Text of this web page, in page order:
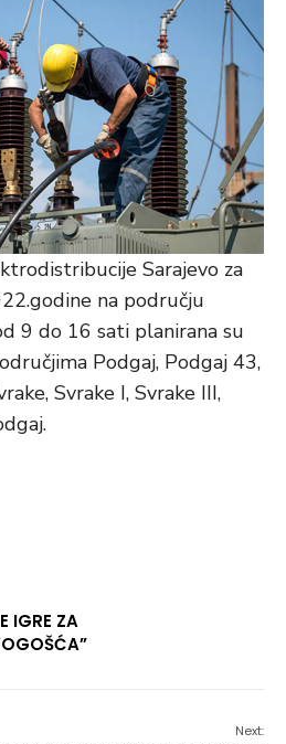
Sarajevo za
na području
9 do 16 sati planirana su
Podgaj, Podgaj 43,
Svrake I, Svrake III,
IGRE ZA
Next: